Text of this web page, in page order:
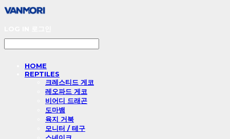
HOME
REPTILES
크레스티드 게코
레오파드 게코
비어디 드래곤
도마뱀
육지 거북
모니터 / 테구